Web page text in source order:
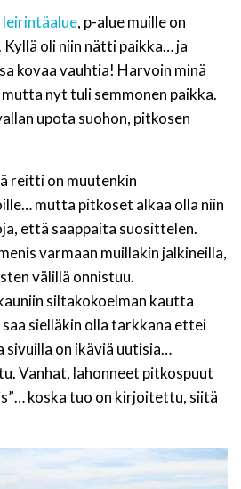
leirintäalue, p-alue muille on
Kyllä oli niin nätti paikka… ja
kovaa vauhtia! Harvoin minä
nyt tuli semmonen paikka.
upota suohon, pitkosen
reitti on muutenkin
mutta pitkoset alkaa olla niin
että saappaita suosittelen.
varmaan muillakin jalkineilla,
välillä onnistuu.
siltakokoelman kautta
sielläkin olla tarkkana ettei
sivuilla on ikäviä uutisia…
Vanhat, lahonneet pitkospuut
koska tuo on kirjoitettu, siitä